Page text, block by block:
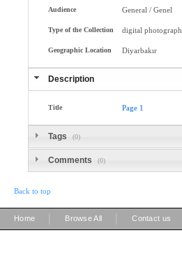
Audience General / Genel
Type of the Collection digital photograph
Geographic Location Diyarbakır
Description
Title Page 1
Tags (0)
Comments (0)
Back to top
Home Browse All Contact us